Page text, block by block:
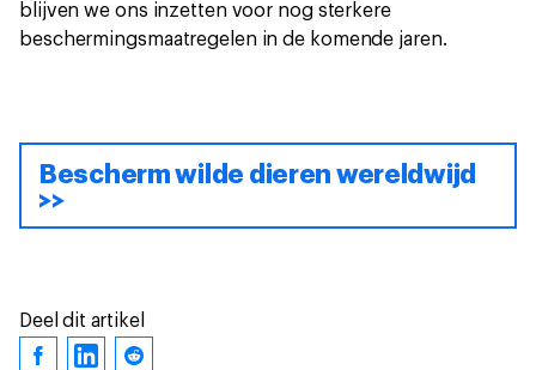
blijven we ons inzetten voor nog sterkere
beschermingsmaatregelen in de komende jaren.
Bescherm wilde dieren wereldwijd
>>
Deel dit artikel